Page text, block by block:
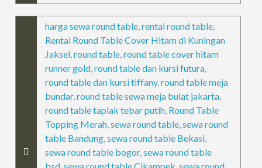
harga sewa round table,rental round table,
Rental Round Table Cover Hitam di Kuningan
Jaksel,round table,round table cover hitam
runner gold,round table dan kursi futura,
round table dan kursi tiffany,round table meja
bundar,round table sewa meja bulat jakarta,
round table taplak tebar putih, Round Table
Topping Merah,sewa round table,sewa round
table Bandung,sewa round table Bekasi,
sewa round table bogor,sewa round table